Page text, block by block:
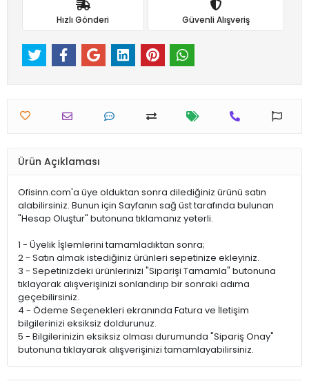
Hızlı Gönderi Güvenli Alışveriş
Ürün Açıklaması
Ofisinn.com'a üye olduktan sonra dilediğiniz ürünü satın
alabilirsiniz. Bunun için Sayfanın sağ üst tarafında bulunan
"Hesap Oluştur" butonuna tıklamanız yeterli.
1 - Üyelik İşlemlerini tamamladıktan sonra;
2 - Satın almak istediğiniz ürünleri sepetinize ekleyiniz.
3 - Sepetinizdeki ürünlerinizi "Siparişi Tamamla" butonuna
tıklayarak alışverişinizi sonlandırıp bir sonraki adıma
geçebilirsiniz.
4 - Ödeme Seçenekleri ekranında Fatura ve İletişim
bilgilerinizi eksiksiz doldurunuz.
5 - Bilgilerinizin eksiksiz olması durumunda "Sipariş Onay"
butonuna tıklayarak alışverişinizi tamamlayabilirsiniz.